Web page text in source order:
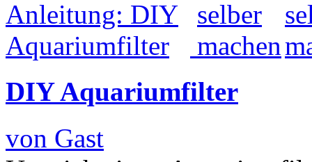
DIY Aquariumfilter
von Gast